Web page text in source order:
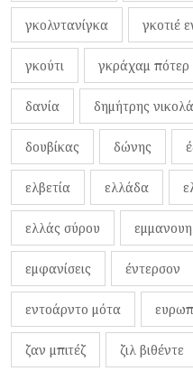
γκολντανίγκα γκοτιέ
γκούτι γκράχαμ πότερ
δανία δημήτρης
δουβίκας δώνης
ελβετία ελλάδα
ελλάς σύρου
εμφανίσεις έντερσον
εντοάρντο μότα
ζαν μπιτέζ ζιλ βιθέντε